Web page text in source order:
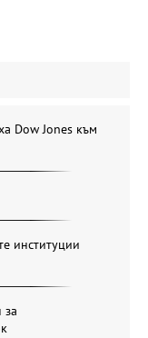
Dow Jones към
институции
за